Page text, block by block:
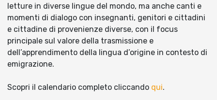
letture in diverse lingue del mondo, ma anche canti e
momenti di dialogo con insegnanti, genitori e cittadini
e cittadine di provenienze diverse, con il focus
principale sul valore della trasmissione e
dell’apprendimento della lingua d’origine in contesto di
emigrazione.
Scopri il calendario completo cliccando qui.